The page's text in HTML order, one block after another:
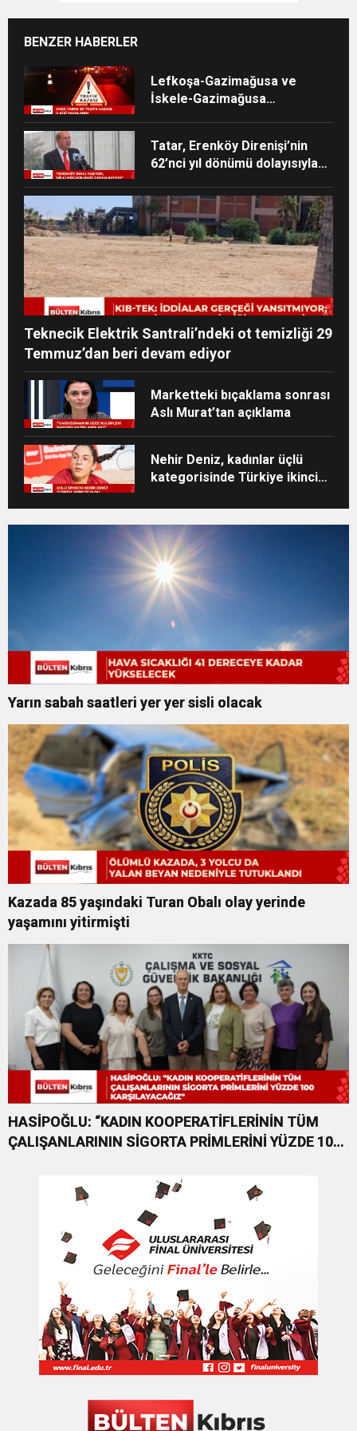
BENZER HABERLER
Lefkoşa-Gazimağusa ve
İskele-Gazimağusa
Tatar, Erenköy Direnişi’nin
62’nci yıl dönümü dolayısıyla
Teknecik Elektrik Santrali’ndeki ot temizliği 29
Temmuz’dan beri devam ediyor
Marketteki bıçaklama sonrası
Aslı Murat’tan açıklama
Nehir Deniz, kadınlar üçlü
kategorisinde Türkiye ikincisi
Yarın sabah saatleri yer yer sisli olacak
Kazada 85 yaşındaki Turan Obalı olay yerinde
yaşamını yitirmişti
HASİPOĞLU: “KADIN KOOPERATİFLERİNİN TÜM
ÇALIŞANLARININ SİGORTA PRİMLERİNİ YÜZDE 100